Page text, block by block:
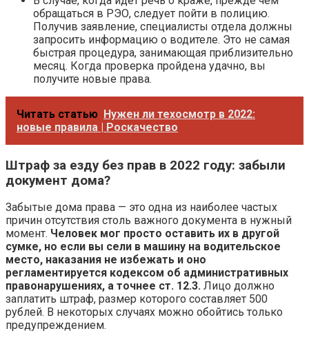
обращаться в РЭО, следует пойти в полицию.
Получив заявление, специалисты отдела должны
запросить информацию о водителе. Это не самая
быстрая процедура, занимающая приблизительно
месяц. Когда проверка пройдена удачно, вы
получите новые права.
Читать статью Нужен ли техосмотр в 2022:
новые правила | Роскачество
Штраф за езду без прав в 2022 году: забыли
документ дома?
Забытые дома права — это одна из наиболее частых
причин отсутствия столь важного документа в нужный
момент. Человек мог просто оставить их в другой
сумке, но если вы сели в машину на водительское
место, наказания не избежать и оно
регламентируется кодексом об административных
правонарушениях, а точнее ст. 12.3. Лицо должно
заплатить штраф, размер которого составляет 500
рублей. В некоторых случаях можно обойтись только
предупреждением.